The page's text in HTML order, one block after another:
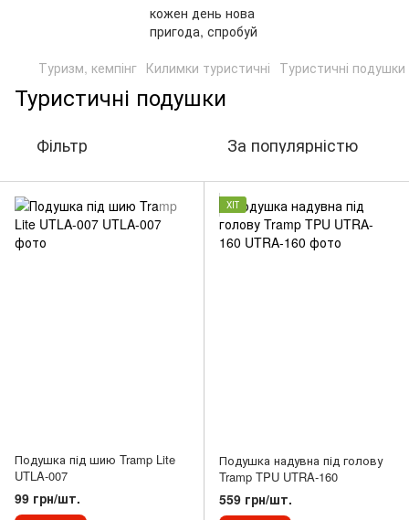
Туризм, кемпінг Килимки туристичні Туристичні подушки
Туристичні подушки
Фільтр За популярністю
Подушка під шию Tramp Lite
UTLA-007
99 грн/шт.
ХІТ
Подушка надувна під голову
Tramp TPU UTRA-160
559 грн/шт.